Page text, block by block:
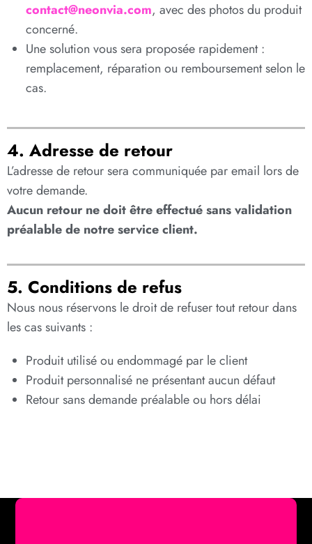
contact@neonvia.com, avec des photos du produit
concerné.
Une solution vous sera proposée rapidement :
remplacement, réparation ou remboursement selon le
cas.
4. Adresse de retour
L’adresse de retour sera communiquée par email lors de
votre demande.
Aucun retour ne doit être effectué sans validation
préalable de notre service client.
5. Conditions de refus
Nous nous réservons le droit de refuser tout retour dans
les cas suivants :
Produit utilisé ou endommagé par le client
Produit personnalisé ne présentant aucun défaut
Retour sans demande préalable ou hors délai